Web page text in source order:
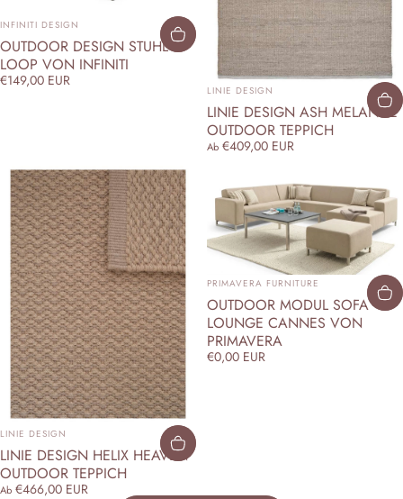
ANBIETER:
INFINITI DESIGN
OUTDOOR DESIGN STUHL
LOOP VON INFINITI
€149,00 EUR ANBIETER:
LINIE DESIGN
LINIE DESIGN ASH MELANGE
OUTDOOR TEPPICH
Ab €409,00 EUR
ANBIETER:
LINIE DESIGN
LINIE DESIGN HELIX HEAVEN
OUTDOOR TEPPICH
Ab €466,00 EUR
ANBIETER:
PRIMAVERA FURNITURE
OUTDOOR MODUL SOFA
LOUNGE CANNES VON
PRIMAVERA
€0,00 EUR